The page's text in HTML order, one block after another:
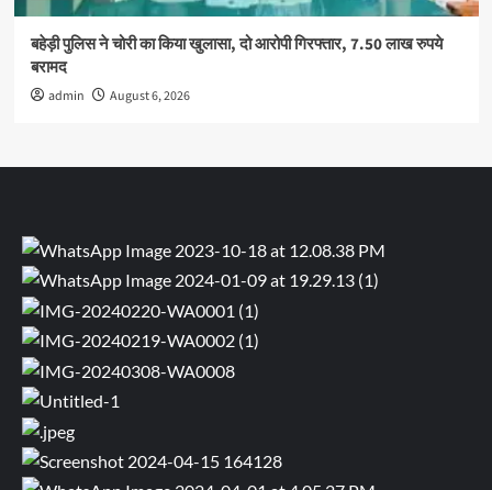
बहेड़ी पुलिस ने चोरी का किया खुलासा, दो आरोपी गिरफ्तार, 7.50 लाख रुपये
बरामद
admin August 6, 2026